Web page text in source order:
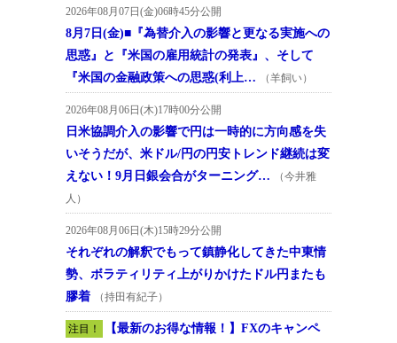
2026年08月07日(金)06時45分公開
8月7日(金)■『為替介入の影響と更なる実施への
思惑』と『米国の雇用統計の発表』、そして
『米国の金融政策への思惑(利上…
（羊飼い）
2026年08月06日(木)17時00分公開
日米協調介入の影響で円は一時的に方向感を失
いそうだが、米ドル/円の円安トレンド継続は変
えない！9月日銀会合がターニング…
（今井雅
人）
2026年08月06日(木)15時29分公開
それぞれの解釈でもって鎮静化してきた中東情
勢、ボラティリティ上がりかけたドル円またも
膠着
（持田有紀子）
注目！
【最新のお得な情報！】FXのキャンペ